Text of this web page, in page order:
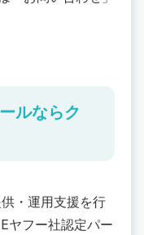
ルならク
・運用支援を行
ヤフー社認定パー